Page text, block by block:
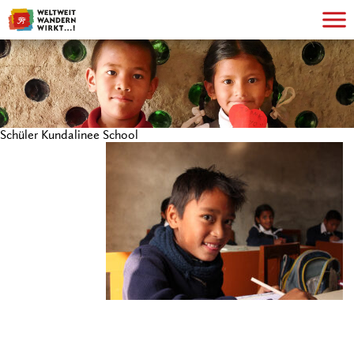
Schüler Kundalinee School